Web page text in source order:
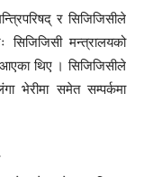
र सिजिजिसीले
सिजिजिसी मन्त्रालयको
थिए । सिजिजिसीले
भेरीमा समेत सम्पर्कमा